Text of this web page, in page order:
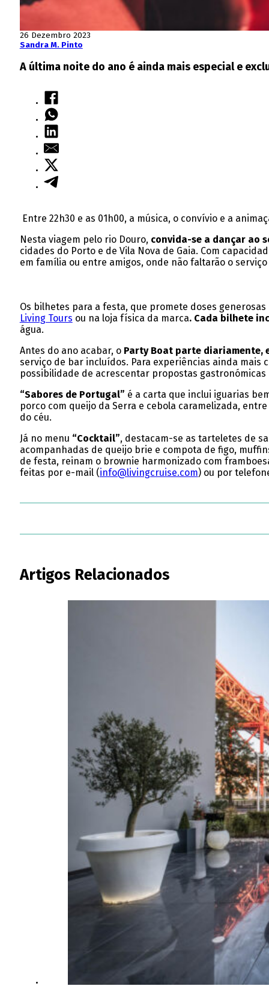
26 Dezembro 2023
Sandra M. Pinto
A última noite do ano é ainda mais especial e
Entre 22h30 e as 01h00, a música, o convívio e a
Nesta viagem pelo rio Douro, convida-se a dançar ao
cidades do Porto e de Vila Nova de Gaia. Com
em família ou entre amigos, onde não faltarão o
Os bilhetes para a festa, que promete doses
Living Tours ou na loja física da marca. Cada bilhete
água.
Antes do ano acabar, o Party Boat parte diariamente,
serviço de bar incluídos. Para experiências ainda
possibilidade de acrescentar propostas
“Sabores de Portugal” é a carta que inclui iguarias
porco com queijo da Serra e cebola caramelizada,
do céu.
Já no menu “Cocktail”, destacam-se as tarteletes de
acompanhadas de queijo brie e compota de figo,
de festa, reinam o brownie harmonizado com
feitas por e-mail (info@livingcruise.com) ou por
Artigos Relacionados